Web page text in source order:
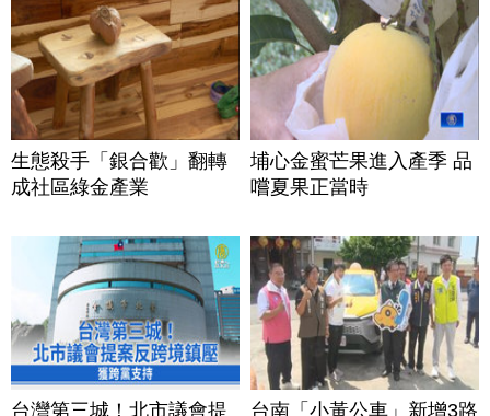
生態殺手「銀合歡」翻轉
成社區綠金產業
埔心金蜜芒果進入產季 品
嚐夏果正當時
台灣第三城！北市議會提
台南「小黃公車」新增3路